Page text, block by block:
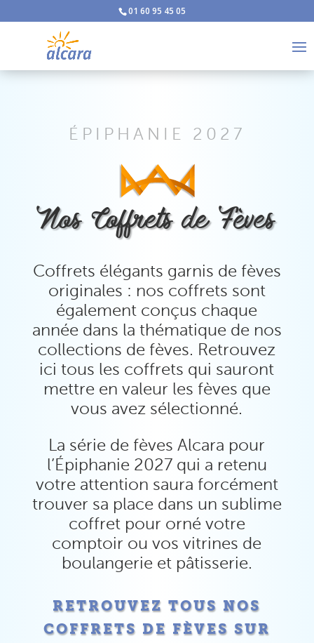
01 60 95 45 05
ÉPIPHANIE 2027
Nos Coffrets de Fèves
Coffrets élégants garnis de fèves
originales : nos coffrets sont
également conçus chaque
année dans la thématique de nos
collections de fèves. Retrouvez
ici tous les coffrets qui sauront
mettre en valeur les fèves que
vous avez sélectionné.
La série de fèves Alcara pour
l’Épiphanie 2027 qui a retenu
votre attention saura forcément
trouver sa place dans un sublime
coffret pour orné votre
comptoir ou vos vitrines de
boulangerie et pâtisserie.
RETROUVEZ TOUS NOS
COFFRETS DE FÈVES SUR